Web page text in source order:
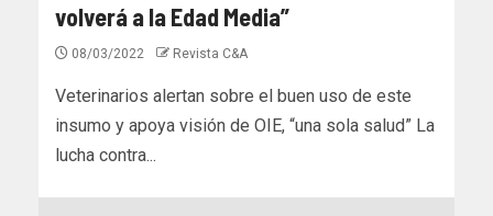
volverá a la Edad Media”
08/03/2022 Revista C&A
Veterinarios alertan sobre el buen uso de este
insumo y apoya visión de OIE, “una sola salud” La
lucha contra...